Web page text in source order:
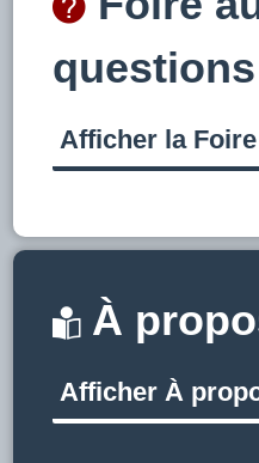
questions
Afficher la
À
Afficher À